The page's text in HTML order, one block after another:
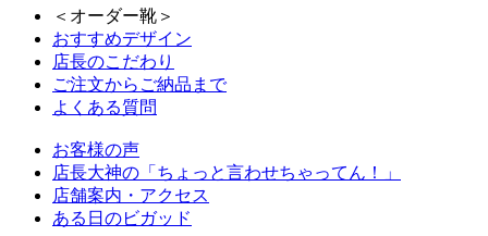
＜オーダー靴＞
おすすめデザイン
店長のこだわり
ご注文からご納品まで
よくある質問
お客様の声
店長大神の「ちょっと言わせちゃってん！」
店舗案内・アクセス
ある日のビガッド